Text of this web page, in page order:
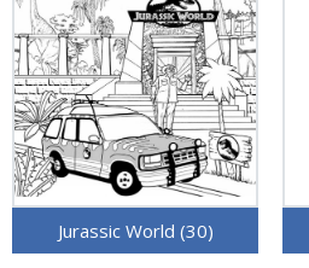
Jurassic World (30)